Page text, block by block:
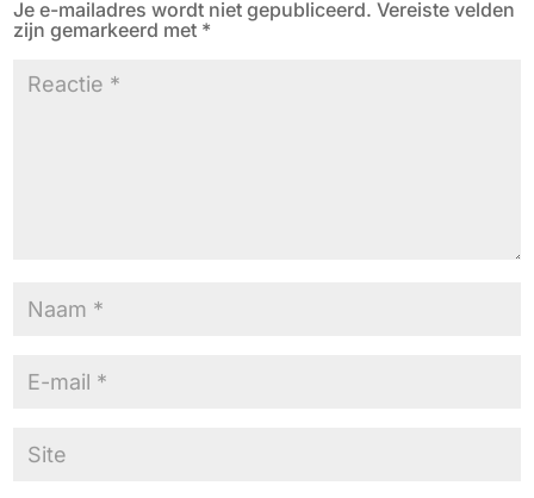
Je e-mailadres wordt niet gepubliceerd. Vereiste velden
zijn gemarkeerd met *